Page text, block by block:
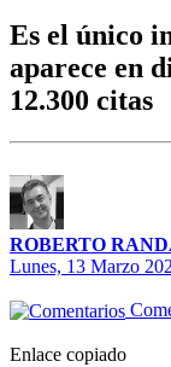
Es el único
aparece en
12.300 citas
ROBERTO
Lunes, 13 Marzo
Enlace copiado